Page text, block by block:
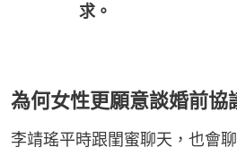
求。
為何女性更願意談婚前協
李靖瑤平時跟閨蜜聊天，也會